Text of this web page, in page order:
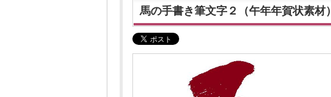
馬の手書き筆文字２（午年年賀状素材）